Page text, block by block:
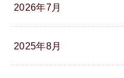
2026年7月
2025年8月